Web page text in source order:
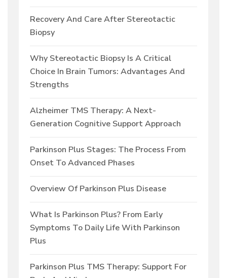
Recovery And Care After Stereotactic
Biopsy
Why Stereotactic Biopsy Is A Critical
Choice In Brain Tumors: Advantages And
Strengths
Alzheimer TMS Therapy: A Next-
Generation Cognitive Support Approach
Parkinson Plus Stages: The Process From
Onset To Advanced Phases
Overview Of Parkinson Plus Disease
What Is Parkinson Plus? From Early
Symptoms To Daily Life With Parkinson
Plus
Parkinson Plus TMS Therapy: Support For